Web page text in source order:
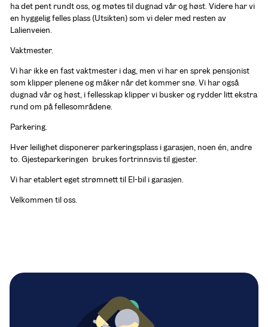
ha det pent rundt oss, og møtes til dugnad vår og høst. Videre har vi
en hyggelig felles plass (Utsikten) som vi deler med resten av
Lalienveien.
Vaktmester.
Vi har ikke en fast vaktmester i dag, men vi har en sprek pensjonist
som klipper plenene og måker når det kommer snø. Vi har også
dugnad vår og høst, i fellesskap klipper vi busker og rydder litt ekstra
rund om på fellesområdene.
Parkering.
Hver leilighet disponerer parkeringsplass i garasjen, noen én, andre
to. Gjesteparkeringen  brukes fortrinnsvis til gjester.
Vi har etablert eget strømnett til El-bil i garasjen.
Velkommen til oss.